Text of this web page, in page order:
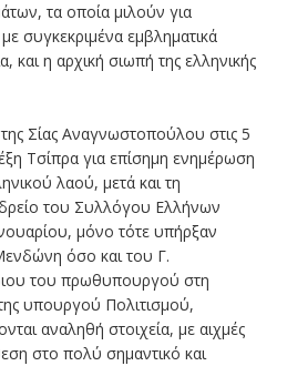
τα οποία μιλούν για
συγκεκριμένα εμβληματικά
και η αρχική σιωπή της ελληνικής
Σίας Αναγνωστοπούλου στις 5
Τσίπρα για επίσημη ενημέρωση
λαού, μετά και τη
του Συλλόγου Ελλήνων
μόνο τότε υπήρξαν
όσο και του Γ.
του πρωθυπουργού στη
υπουργού Πολιτισμού,
αναληθή στοιχεία, με αιχμές
στο πολύ σημαντικό και